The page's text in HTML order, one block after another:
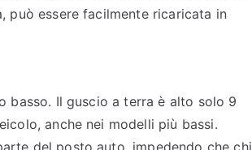
può essere facilmente ricaricata in
basso. Il guscio a terra è alto solo 9
anche nei modelli più bassi.
del posto auto, impedendo che chi